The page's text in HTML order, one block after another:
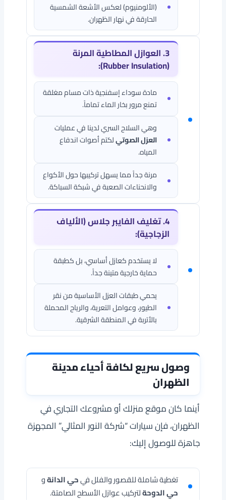
(الألومنيوم) لعكس الأشعة الشمسية
الحارقة في نهار الظهران.
3. العوازل المطاطية المرنة
(Rubber Insulation):
مادة سوداء إسفنجية ذات مسام مغلقة
تمنع مرور بخار الماء تماماً.
وهي السلاح السري لدينا في عمليات
العزل الصوتيلكتم أصوات اندفاع
المياه.
مرنة جداً مما يسهل تركيبها حول الأكواع
والانحناءات الصعبة في شبكة السباكة.
4. تغليف الفايبر جلاس (الألياف
الزجاجية):
لا يستخدم كعازل أساسي، بل كطبقة
حماية خارجية متينة جداً.
يحمي طبقات العزل الأساسية من نقر
الطيور، وعوامل التعرية، والرياح المحملة
بالأتربة في المنطقة الشرقية.
وصول سريع لكافة أحياء مدينة
الظهران
أينما كان موقع منزلك أو مشروعك التجاري في
الظهران، فإن سيارات “شركة النور المثالي” المجهزة
جاهزة للوصول إليك:
تغطية شاملة للقصور والفلل فيحي الدانةو
حي الدوحةلتركيب عوازل الأسطح الصامتة.